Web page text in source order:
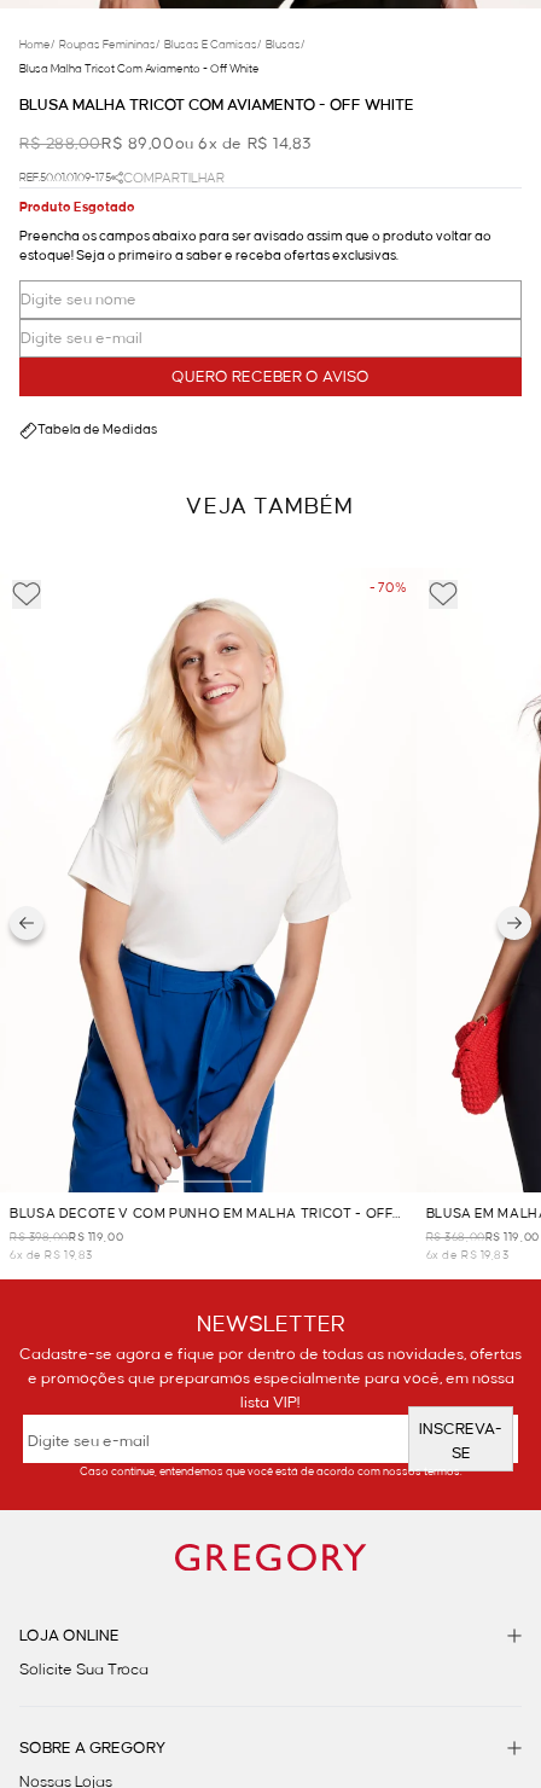
Home/ Roupas Femininas/ Blusas E Camisas/ Blusas/
Blusa Malha Tricot Com Aviamento - Off White
BLUSA MALHA TRICOT COM AVIAMENTO - OFF WHITE
R$ 288,00R$ 89,00ou 6x de R$ 14,83
REF.50.01.0109-175
COMPARTILHAR
Produto Esgotado
Preencha os campos abaixo para ser avisado assim que o produto voltar ao
estoque! Seja o primeiro a saber e receba ofertas exclusivas.
QUERO RECEBER O AVISO
Tabela de Medidas
VEJA TAMBÉM
- 70%
BLUSA DECOTE V COM PUNHO EM MALHA TRICOT - OFF
WHITE
R$ 398,00R$ 119,00
6x de R$ 19,83
BLUSA EM
R$ 368,00R$ 119,00
6x de R$ 19,83
NEWSLETTER
Cadastre-se agora e fique por dentro de todas as novidades, ofertas
e promoções que preparamos especialmente para você, em nossa
lista VIP!
INSCREVA-
SE
Caso continue, entendemos que você está de acordo com nossos termos.
LOJA ONLINE
Solicite Sua Troca
SOBRE A GREGORY
Nossas Lojas